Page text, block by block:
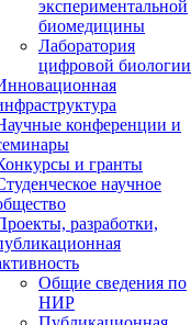
экспериментальной
биомедицины
Лаборатория
цифровой биологии
конференции и
и гранты
научное
разработки,
Общие сведения по
НИР